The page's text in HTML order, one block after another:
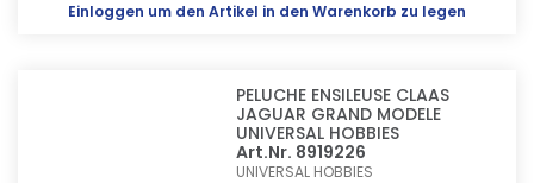
Einloggen um den Artikel in den Warenkorb zu legen
PELUCHE ENSILEUSE CLAAS
JAGUAR GRAND MODELE
UNIVERSAL HOBBIES
Art.Nr. 8919226
UNIVERSAL HOBBIES